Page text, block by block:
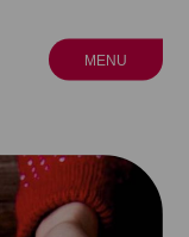
MENU